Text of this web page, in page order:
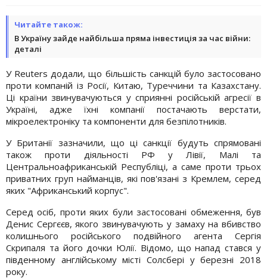
Читайте також:
В Україну зайде найбільша пряма інвестиція за час війни:
деталі
У Reuters додали, що більшість санкцій було застосовано
проти компаній із Росії, Китаю, Туреччини та Казахстану.
Ці країни звинувачуються у сприянні російській агресії в
Україні, адже їхні компанії постачають верстати,
мікроелектроніку та компоненти для безпілотників.
У Британії зазначили, що ці санкції будуть спрямовані
також проти діяльності РФ у Лівії, Малі та
Центральноафриканській Республіці, а саме проти трьох
приватних груп найманців, які пов'язані з Кремлем, серед
яких "Африканський корпус".
Серед осіб, проти яких були застосовані обмеження, був
Денис Сергєєв, якого звинувачують у замаху на вбивство
колишнього російського подвійного агента Сергія
Скрипаля та його дочки Юлії. Відомо, що напад стався у
південному англійському місті Солсбері у березні 2018
року.